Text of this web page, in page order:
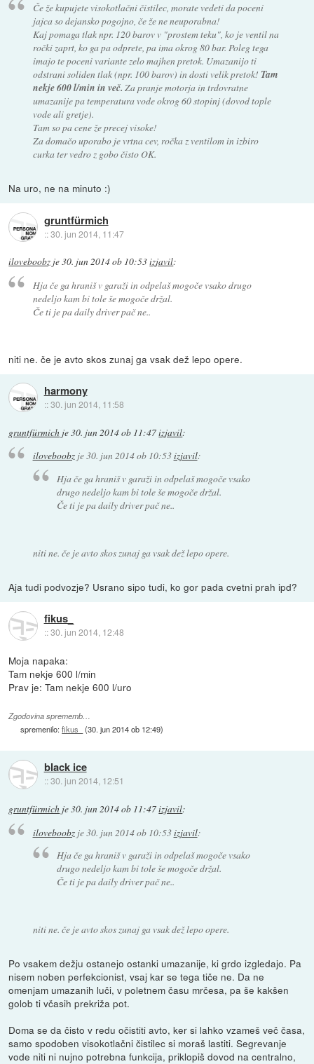
Če že kupujete visokotlačni čistilec, morate vedeti da poceni
jajca so dejansko pogojno, če že ne neuporabna!
Kaj pomaga tlak npr. 120 barov v "prostem teku", ko je ventil na
ročki zaprt, ko ga pa odprete, pa ima okrog 80 bar. Poleg tega
imajo te poceni variante zelo majhen pretok. Umazanijo ti
odstrani soliden tlak (npr. 100 barov) in dosti velik pretok! Tam
nekje 600 l/min in več. Za pranje motorja in trdovratne
umazanije pa temperatura vode okrog 60 stopinj (dovod tople
vode ali gretje).
Tam so pa cene že precej visoke!
Za domačo uporabo je vrtna cev, ročka z ventilom in izbiro
curka ter vedro z gobo čisto OK.
Na uro, ne na minuto :)
gruntfürmich
::30. jun 2014, 11:47
iloveboobz je30. jun 2014 ob 10:53izjavil:
Hja če ga hraniš v garaži in odpelaš mogoče vsako drugo
nedeljo kam bi tole še mogoče držal.
Če ti je pa daily driver pač ne..
niti ne. če je avto skos zunaj ga vsak dež lepo opere.
harmony
::30. jun 2014, 11:58
gruntfürmich je30. jun 2014 ob 11:47izjavil:
iloveboobzje30. jun 2014 ob 10:53izjavil:
Hja če ga hraniš v garaži in odpelaš mogoče vsako
drugo nedeljo kam bi tole še mogoče držal.
Če ti je pa daily driver pač ne..
niti ne. če je avto skos zunaj ga vsak dež lepo opere.
Aja tudi podvozje? Usrano sipo tudi, ko gor pada cvetni prah ipd?
fikus_
::30. jun 2014, 12:48
Moja napaka:
Tam nekje 600 l/min
Prav je: Tam nekje 600 l/uro
Zgodovina sprememb…
spremenilo:fikus_ (30. jun 2014 ob 12:49)
black ice
::30. jun 2014, 12:51
gruntfürmich je30. jun 2014 ob 11:47izjavil:
iloveboobzje30. jun 2014 ob 10:53izjavil:
Hja če ga hraniš v garaži in odpelaš mogoče vsako
drugo nedeljo kam bi tole še mogoče držal.
Če ti je pa daily driver pač ne..
niti ne. če je avto skos zunaj ga vsak dež lepo opere.
Po vsakem dežju ostanejo ostanki umazanije, ki grdo izgledajo. Pa
nisem noben perfekcionist, vsaj kar se tega tiče ne. Da ne
omenjam umazanih luči, v poletnem času mrčesa, pa še kakšen
golob ti včasih prekriža pot.
Doma se da čisto v redu očistiti avto, ker si lahko vzameš več časa,
samo spodoben visokotlačni čistilec si moraš lastiti. Segrevanje
vode niti ni nujno potrebna funkcija, priklopiš dovod na centralno,